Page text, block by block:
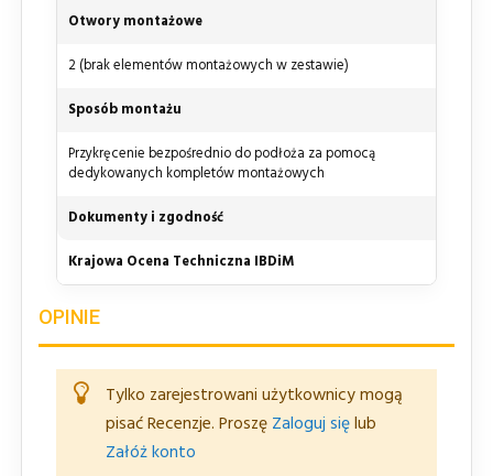
Otwory montażowe
2 (brak elementów montażowych w zestawie)
Sposób montażu
Przykręcenie bezpośrednio do podłoża za pomocą
dedykowanych kompletów montażowych
Dokumenty i zgodność
Krajowa Ocena Techniczna IBDiM
OPINIE
Tylko zarejestrowani użytkownicy mogą
pisać Recenzje. Proszę Zaloguj sięlub
Załóż konto